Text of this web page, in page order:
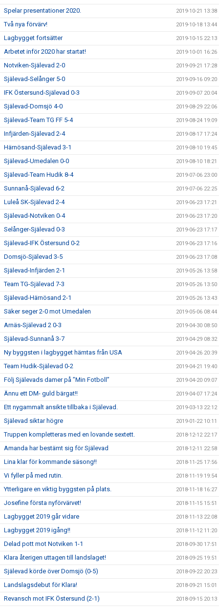
Spelar presentationer 2020. 2019-10-21 13:38
Två nya förvärv! 2019-10-18 13:44
Lagbygget fortsätter 2019-10-15 22:13
Arbetet inför 2020 har startat! 2019-10-01 16:26
Notviken-Själevad 2-0 2019-09-21 17:28
Själevad-Selånger 5-0 2019-09-16 09:20
IFK Östersund-Själevad 0-3 2019-09-07 20:04
Själevad-Domsjö 4-0 2019-08-29 22:06
Själevad-Team TG FF 5-4 2019-08-24 19:09
Infjärden-Själevad 2-4 2019-08-17 17:24
Härnösand-Själevad 3-1 2019-08-10 19:45
Själevad-Umedalen 0-0 2019-08-10 18:21
Själevad-Team Hudik 8-4 2019-07-06 23:00
Sunnanå-Själevad 6-2 2019-07-06 22:25
Luleå SK-Själevad 2-4 2019-06-23 17:21
Själevad-Notviken 0-4 2019-06-23 17:20
Selånger-Själevad 0-3 2019-06-23 17:17
Själevad-IFK Östersund 0-2 2019-06-23 17:16
Domsjö-Själevad 3-5 2019-06-23 17:08
Själevad-Infjärden 2-1 2019-05-26 13:58
Team TG-Själevad 7-3 2019-05-26 13:50
Själevad-Härnösand 2-1 2019-05-26 13:43
Säker seger 2-0 mot Umedalen 2019-05-06 08:44
Arnäs-Själevad 2 0-3 2019-04-30 08:50
Själevad-Sunnanå 3-7 2019-04-29 08:32
Ny byggsten i lagbygget hämtas från USA 2019-04-26 20:39
Team Hudik-Själevad 0-2 2019-04-21 19:40
Följ Själevads damer på ”Min Fotboll” 2019-04-20 09:07
Ännu ett DM- guld bärgat!! 2019-04-07 17:24
Ett nygammalt ansikte tillbaka i Själevad. 2019-03-13 22:12
Själevad siktar högre 2019-01-22 10:11
Truppen kompletteras med en lovande sextett. 2018-12-12 22:17
Amanda har bestämt sig för Själevad 2018-12-11 22:58
Lina klar för kommande säsong!! 2018-11-25 17:56
Vi fyller på med rutin. 2018-11-19 19:54
Ytterligare en viktig byggsten på plats. 2018-11-18 16:27
Josefine första nyförvärvet! 2018-11-15 15:51
Lagbygget 2019 går vidare 2018-11-13 22:08
Lagbygget 2019 igång!! 2018-11-12 11:20
Delad pott mot Notviken 1-1 2018-09-30 17:51
Klara återigen uttagen till landslaget! 2018-09-25 19:51
Själevad körde över Domsjö (0-5) 2018-09-22 20:23
Landslagsdebut för Klara! 2018-09-21 15:01
Revansch mot IFK Östersund (2-1) 2018-09-15 20:13